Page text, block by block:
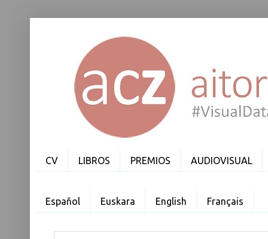
CV LIBROS PREMIOS AUDIOVISUAL
Español Euskara English Français